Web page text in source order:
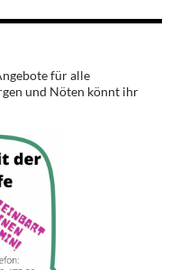
für alle
und Nöten könnt ihr